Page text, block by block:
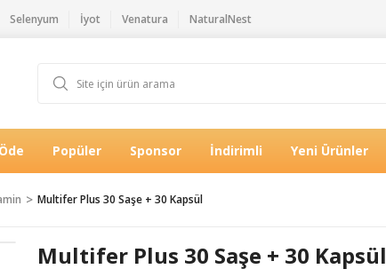
Selenyum İyot Venatura NaturalNest
Popüler Sponsor İndirimli Yeni Ürünler
Multifer Plus 30 Saşe + 30 Kapsül
Multifer Plus 30 Saşe + 30 Kapsül